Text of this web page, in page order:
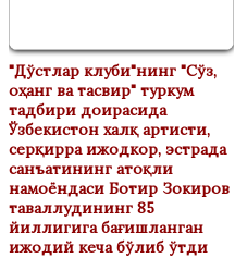
"Дўстлар клуби"нинг "Сўз,
оҳанг ва тасвир" туркум
тадбири доирасида
Ўзбекистон халқ артисти,
серқирра ижодкор, эстрада
санъатининг атоқли
намоёндаси Ботир Зокиров
таваллудининг 85
йиллигига бағишланган
ижодий кеча бўлиб ўтди